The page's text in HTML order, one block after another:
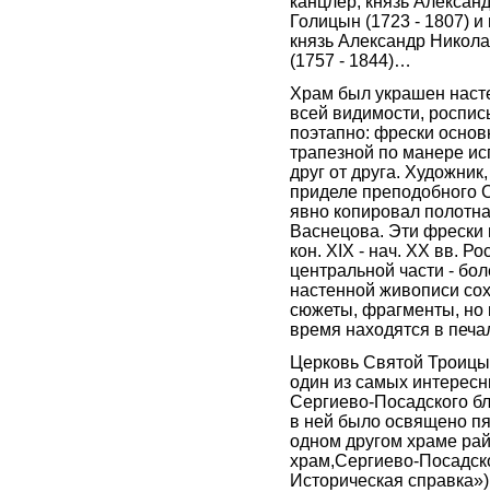
Голицын (1723 - 1807) и
князь Александр
(1757 - 1844)…
Храм был украшен
всей видимости,
поэтапно: фрески
трапезной по манере
друг от друга.
приделе преподобного
явно копировал
Васнецова. Эти фрески
кон. XIX - нач. XX вв.
центральной части -
настенной живописи
сюжеты, фрагменты, но
время находятся в
Церковь Святой
один из самых
Сергиево-Посадского
в ней было освящено
одном другом храме
храм,Сергиево-
Историческая